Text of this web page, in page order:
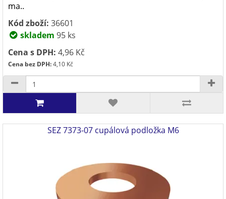
ma..
Kód zboží: 36601
skladem 95 ks
Cena s DPH: 4,96 Kč
Cena bez DPH:4,10 Kč
SEZ 7373-07 cupálová podložka M6